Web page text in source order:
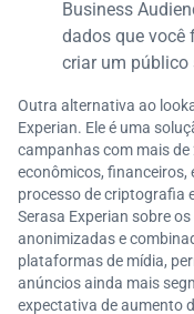
Business
dados que você
criar um público
Outra alternativa ao
Experian. Ele é uma
campanhas com mais
econômicos, financeiros,
processo de criptografia
Serasa Experian sobre
anonimizadas e
plataformas de mídia,
anúncios ainda mais
expectativa de aumento